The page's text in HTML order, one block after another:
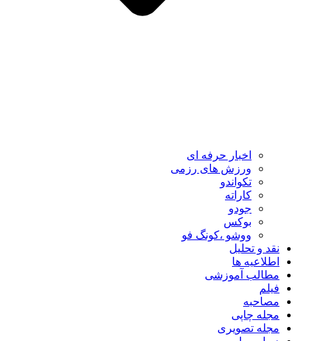
اخبار حرفه ای
ورزش های رزمی
تکواندو
کاراته
جودو
بوکس
ووشو ،کونگ فو
نقد و تحلیل
اطلاعیه ها
مطالب آموزشی
فیلم
مصاحبه
مجله چاپی
مجله تصویری